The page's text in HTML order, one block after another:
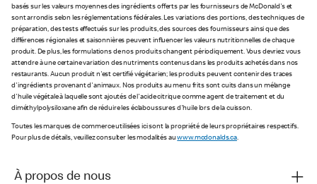
basés sur les valeurs moyennes des ingrédients offerts par les fournisseurs de McDonald's et
sont arrondis selon les réglementations fédérales. Les variations des portions, des techniques de
préparation, des tests effectués sur les produits, des sources des fournisseurs ainsi que des
différences régionales et saisonnières peuvent influencer les valeurs nutritionnelles de chaque
produit. De plus, les formulations de nos produits changent périodiquement. Vous devriez vous
attendre à une certaine variation des nutriments contenus dans les produits achetés dans nos
restaurants. Aucun produit n'est certifié végétarien; les produits peuvent contenir des traces
d'ingrédients provenant d'animaux. Nos produits au menu frits sont cuits dans un mélange
d'huile végétale à laquelle sont ajoutés de l'acide citrique comme agent de traitement et du
diméthylpolysiloxane afin de réduire les éclaboussures d'huile lors de la cuisson.
Toutes les marques de commerce utilisées ici sont la propriété de leurs propriétaires respectifs.
Pour plus de détails, veuillez consulter les modalités auwww.mcdonalds.ca.
À propos de nous